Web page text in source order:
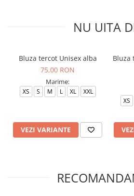
NU UITA
Bluza tercot Unisex alba
75,00 RON
Marime:
XS S M L XL XXL
VEZI VARIANTE
Bluza
XS